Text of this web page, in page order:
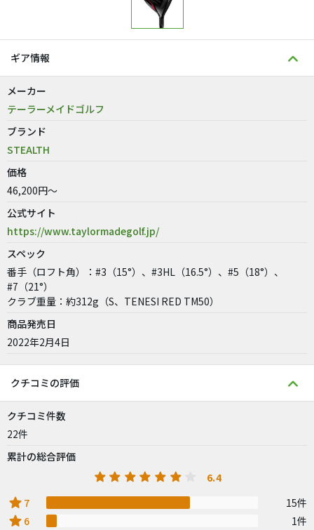
ギア情報
メーカー
テーラーメイドゴルフ
ブランド
STEALTH
価格
46,200円～
公式サイト
https://www.taylormadegolf.jp/
スペック
番手（ロフト角）：#3（15°）、#3HL（16.5°）、#5（18°）、
#7（21°）
クラブ重量：約312g（S、TENESI RED TM50）
商品発売日
2022年2月4日
クチコミの評価
クチコミ件数
22件
累計の総合評価
6.4
star 7 15件
star 6 1件